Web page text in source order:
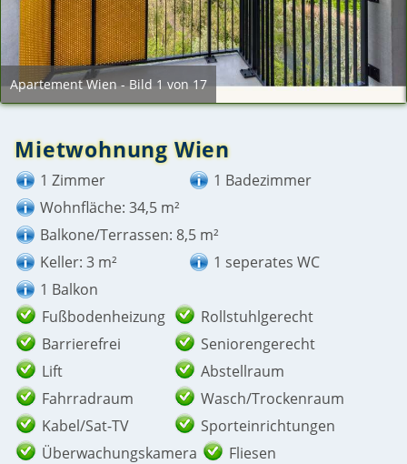
Apartement Wien - Bild 1 von 17
Mietwohnung Wien
1 Zimmer
1 Badezimmer
Wohnfläche: 34,5 m²
Balkone/Terrassen: 8,5 m²
Keller: 3 m²
1 seperates WC
1 Balkon
Fußbodenheizung
Rollstuhlgerecht
Barrierefrei
Seniorengerecht
Lift
Abstellraum
Fahrradraum
Wasch/Trockenraum
Kabel/Sat-TV
Sporteinrichtungen
Überwachungskamera
Fliesen